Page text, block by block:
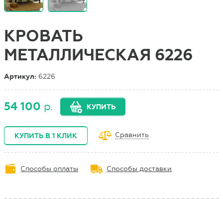
КРОВАТЬ
МЕТАЛЛИЧЕСКАЯ 6226
Артикул: 6226
54 100 р. КУПИТЬ
КУПИТЬ В 1 КЛИК Сравнить
Способы оплаты Способы доставки